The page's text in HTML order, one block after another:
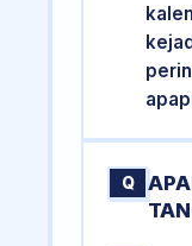
Q